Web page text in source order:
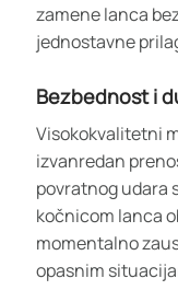
zamene lanca
jednostavne
Bezbednost i
Visokokvalitetni
izvanredan
povratnog udara
kočnicom lanca
momentalno
opasnim